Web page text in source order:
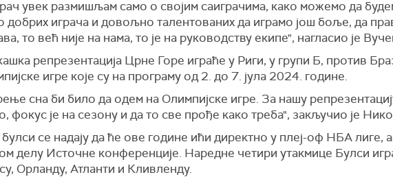
увек размишљам само о својим саиграчима, како можемо да
добрих играча и довољно талентованих да играмо још боље, да
то већ није на нама, то је на руководству екипе", нагласио је
репрезентација Црне Горе играће у Риги, у групи Б, против
игре које су на програму од 2. до 7. јула 2024. године.
сна би било да одем на Олимпијске игре. За нашу
фокус је на сезону и да то све прође како треба", закључио је
се надају да ће ове године ићи директно у плеј-оф НБА лиге,
делу Источне конференције. Наредне четири утакмице Булси
Орланду, Атланти и Кливленду.